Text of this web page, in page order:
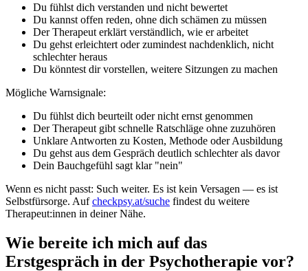
Du fühlst dich verstanden und nicht bewertet
Du kannst offen reden, ohne dich schämen zu müssen
Der Therapeut erklärt verständlich, wie er arbeitet
Du gehst erleichtert oder zumindest nachdenklich, nicht
schlechter heraus
Du könntest dir vorstellen, weitere Sitzungen zu machen
Mögliche Warnsignale:
Du fühlst dich beurteilt oder nicht ernst genommen
Der Therapeut gibt schnelle Ratschläge ohne zuzuhören
Unklare Antworten zu Kosten, Methode oder Ausbildung
Du gehst aus dem Gespräch deutlich schlechter als davor
Dein Bauchgefühl sagt klar "nein"
Wenn es nicht passt: Such weiter. Es ist kein Versagen — es ist
Selbstfürsorge. Auf checkpsy.at/suche findest du weitere
Therapeut:innen in deiner Nähe.
Wie bereite ich mich auf das
Erstgespräch in der Psychotherapie vor?